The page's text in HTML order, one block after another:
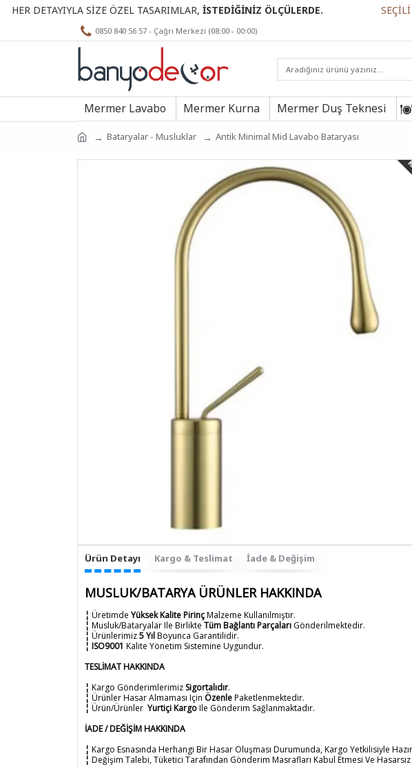
SİZE ÖZEL TASARIMLAR,İSTEDİĞİNİZ ÖLÇÜLERDE. SEÇİLİ
0850 840 56 57 - Çağrı Merkezi (08:00 - 00:00)
Mermer Lavabo Mermer Kurna Mermer Duş Teknesi
Bataryalar - Musluklar Antik Minimal Mid Lavabo Bataryası
Ürün Detayı Kargo & Teslimat İade & Değişim
MUSLUK/BATARYA ÜRÜNLER HAKKINDA
¦ Üretimde Yüksek Kalite PirinçMalzeme Kullanılmıştır.
¦ Musluk/Bataryalar Ile Birlikte Tüm Bağlantı Parçaları Gönderilmektedir.
¦ Ürünlerimiz5 YılBoyunca Garantilidir.
¦ ISO9001 Kalite Yönetim Sistemine Uygundur.
TESLİMAT HAKKINDA
¦ Kargo Gönderimlerimiz Sigortalıdır.
¦ Ürünler Hasar Almaması Için ÖzenlePaketlenmektedir.
¦ Ürün/Ürünler Yurtiçi KargoIle Gönderim Sağlanmaktadır.
İADE / DEĞİŞİM HAKKINDA
¦ Kargo Esnasında Herhangi Bir Hasar Oluşması Durumunda, Kargo Yetkilisiyle
¦ Değişim Talebi, Tüketici Tarafından Gönderim Masrafları Kabul Etmesi Ve